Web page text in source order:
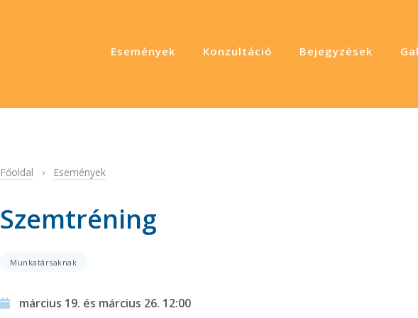
Események Konzultáció Bejegyzések
Főoldal › Események
Szemtréning
Munkatársaknak
március 19. és március 26. 12:00